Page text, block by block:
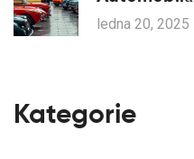
ledna 20, 2025
Kategorie